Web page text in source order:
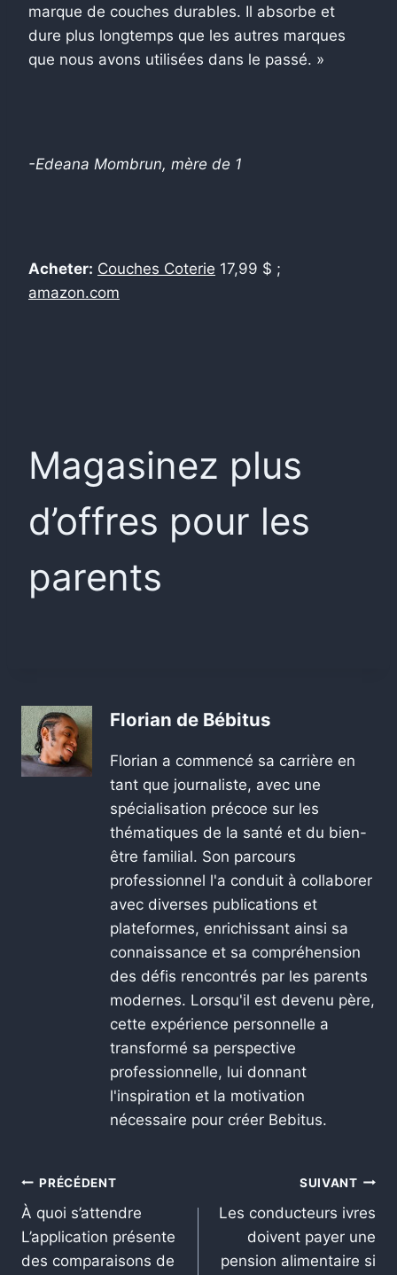
marque de couches durables. Il absorbe et
dure plus longtemps que les autres marques
que nous avons utilisées dans le passé. »
-Edeana Mombrun, mère de 1
Acheter: Couches Coterie 17,99 $ ;
amazon.com
Magasinez plus
d’offres pour les
parents
Florian de Bébitus
Florian a commencé sa carrière en
tant que journaliste, avec une
spécialisation précoce sur les
thématiques de la santé et du bien-
être familial. Son parcours
professionnel l'a conduit à collaborer
avec diverses publications et
plateformes, enrichissant ainsi sa
connaissance et sa compréhension
des défis rencontrés par les parents
modernes. Lorsqu'il est devenu père,
cette expérience personnelle a
transformé sa perspective
professionnelle, lui donnant
l'inspiration et la motivation
nécessaire pour créer Bebitus.
PRÉCÉDENT
À quoi s’attendre
L’application présente
des comparaisons de
SUIVANT
Les conducteurs ivres
doivent payer une
pension alimentaire si